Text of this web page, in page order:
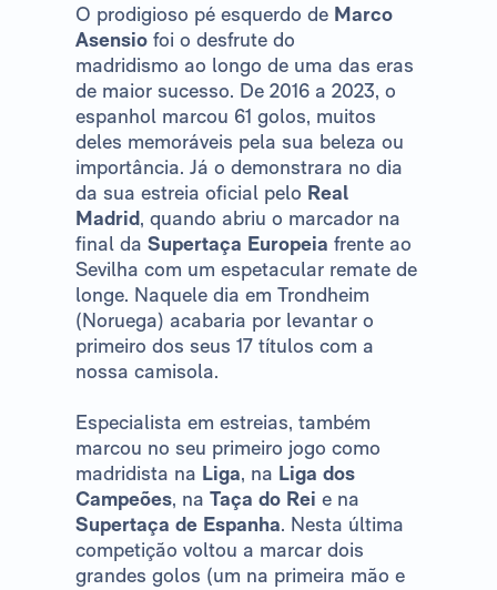
O prodigioso pé esquerdo de Marco
Asensio foi o desfrute do
madridismo ao longo de uma das eras
de maior sucesso. De 2016 a 2023, o
espanhol marcou 61 golos, muitos
deles memoráveis ​​pela sua beleza ou
importância. Já o demonstrara no dia
da sua estreia oficial pelo Real
Madrid, quando abriu o marcador na
final da Supertaça Europeia frente ao
Sevilha com um espetacular remate de
longe. Naquele dia em Trondheim
(Noruega) acabaria por levantar o
primeiro dos seus 17 títulos com a
nossa camisola.
Especialista em estreias, também
marcou no seu primeiro jogo como
madridista na Liga, na Liga dos
Campeões, na Taça do Rei e na
Supertaça de Espanha. Nesta última
competição voltou a marcar dois
grandes golos (um na primeira mão e